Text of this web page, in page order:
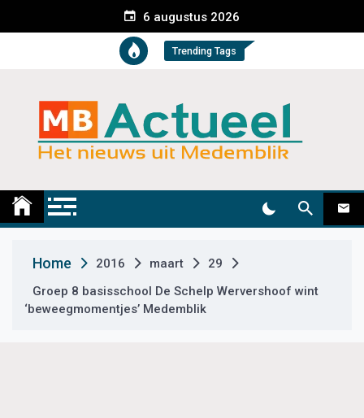
e
t
6 augustus 2026
Trending Tags
Medemblik Actueel
Home 2016 maart
29
Groep 8 basisschool De Schelp Wervershoof wint
‘beweegmomentjes’ Medemblik